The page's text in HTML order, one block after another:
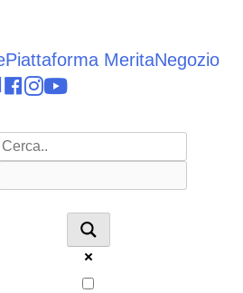
Piattaforma MeritaNegozio
News
Linkedin
facebook
instagram
youtube